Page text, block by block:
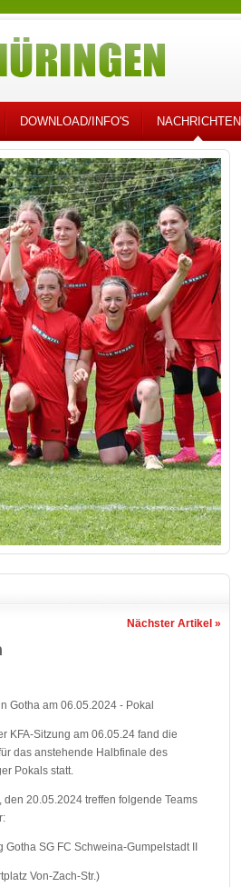
DOWNLOAD/INFO'S NACHRICHTEN
Nächster Artikel »
Gotha am 06.05.2024 - Pokal
KFA-Sitzung am 06.05.24 fand die
das anstehende Halbfinale des
Pokals statt.
den 20.05.2024 treffen folgende Teams
Gotha SG FC Schweina-Gumpelstadt II
Von-Zach-Str.)